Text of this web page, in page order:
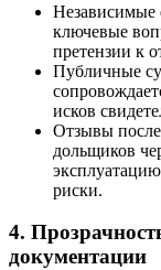
Независимые
ключевые
претензии к
Публичные
исков
Отзывы после
дольщиков
риски.
4.
документации